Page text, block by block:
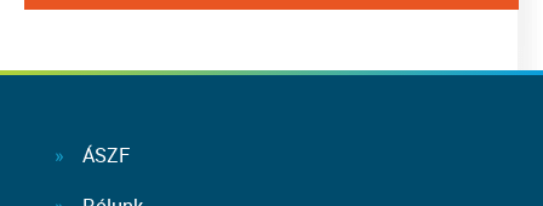
ÁSZF